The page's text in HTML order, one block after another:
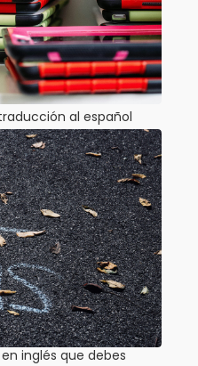
al español
inglés que debes